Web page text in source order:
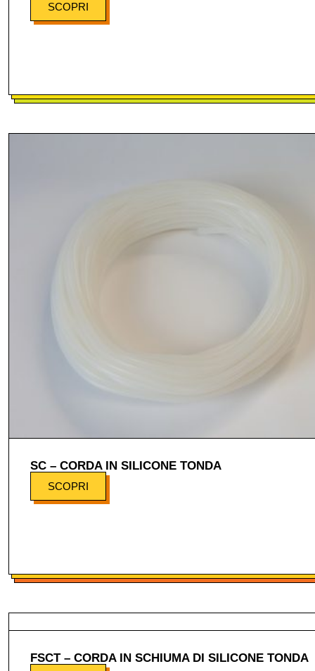
SCOPRI
SC – CORDA IN SILICONE TONDA
SCOPRI
FSCT – CORDA IN SCHIUMA DI SILICONE TONDA